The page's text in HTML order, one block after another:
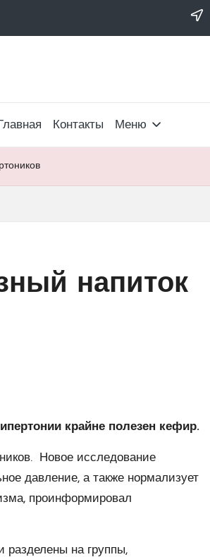
Главная Контакты Меню
напиток
крайне полезен кефир.
Новое исследование
давление, а также нормализует
проинформировал
разделены на группы,